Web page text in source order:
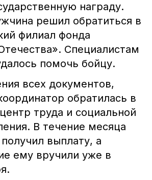
награду.
решил обратиться в
филиал фонда
Специалистам
помочь бойцу.
всех документов,
обратилась в
труда и социальной
В течение месяца
выплату, а
ему вручили уже в